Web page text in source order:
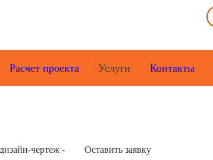
Расчет проекта Услуги Контакты
чертеж -
Оставить заявку